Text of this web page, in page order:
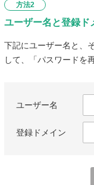
方法2
ユーザー名と登録ド
下記にユーザー名と、
して、「パスワードを
ユーザー名
登録ドメイン